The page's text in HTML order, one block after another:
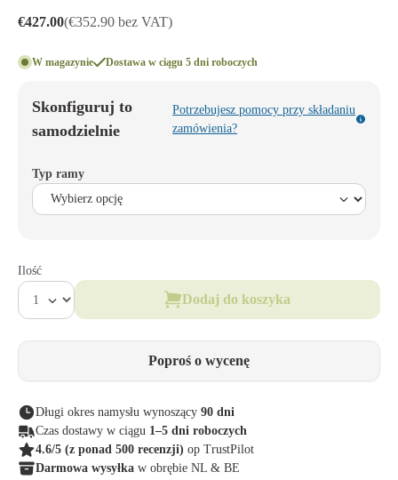
€427.00(€352.90 bez VAT)
W magazynie Dostawa w ciągu 5 dni roboczych
Skonfiguruj to
samodzielnie
Potrzebujesz pomocy przy składaniu
zamówienia?
Typ ramy
Ilość
Dodaj do koszyka
Poproś o wycenę
Długi okres namysłu wynoszący 90 dni
Czas dostawy w ciągu 1–5 dni roboczych
4.6/5 (z ponad 500 recenzji) op TrustPilot
Darmowa wysyłka w obrębie NL & BE